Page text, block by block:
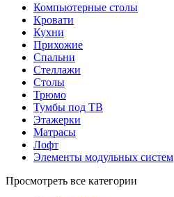
Компьютерные столы
Кровати
Кухни
Прихожие
Спальни
Стеллажи
Столы
Трюмо
Тумбы под ТВ
Этажерки
Матрасы
Лофт
Элементы модульных систем
Просмотреть все категории